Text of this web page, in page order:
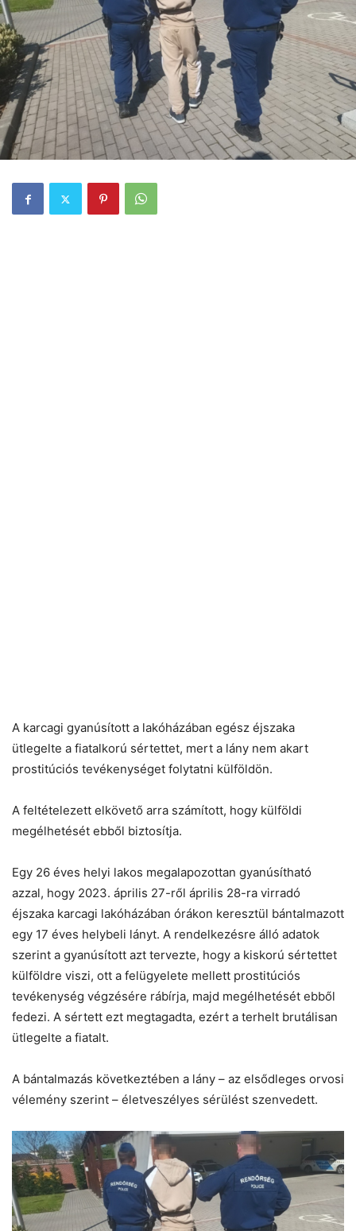
A karcagi gyanúsított a lakóházában egész éjszaka
ütlegelte a fiatalkorú sértettet, mert a lány nem akart
prostitúciós tevékenységet folytatni külföldön.
A feltételezett elkövető arra számított, hogy külföldi
megélhetését ebből biztosítja.
Egy 26 éves helyi lakos megalapozottan gyanúsítható
azzal, hogy 2023. április 27-ről április 28-ra virradó
éjszaka karcagi lakóházában órákon keresztül bántalmazott
egy 17 éves helybeli lányt. A rendelkezésre álló adatok
szerint a gyanúsított azt tervezte, hogy a kiskorú sértettet
külföldre viszi, ott a felügyelete mellett prostitúciós
tevékenység végzésére rábírja, majd megélhetését ebből
fedezi. A sértett ezt megtagadta, ezért a terhelt brutálisan
ütlegelte a fiatalt.
A bántalmazás következtében a lány – az elsődleges orvosi
vélemény szerint – életveszélyes sérülést szenvedett.